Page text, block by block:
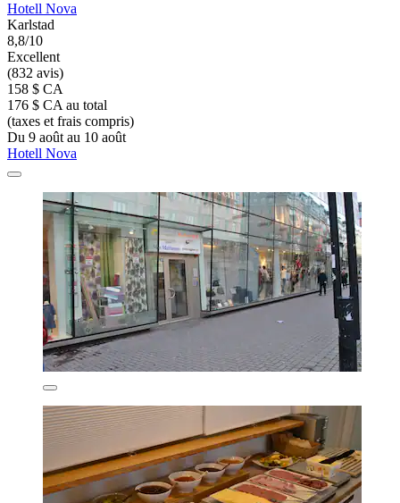
Hotell Nova
Karlstad
8,8/10
Excellent
(832 avis)
158 $ CA
176 $ CA au total
(taxes et frais compris)
Du 9 août au 10 août
Hotell Nova